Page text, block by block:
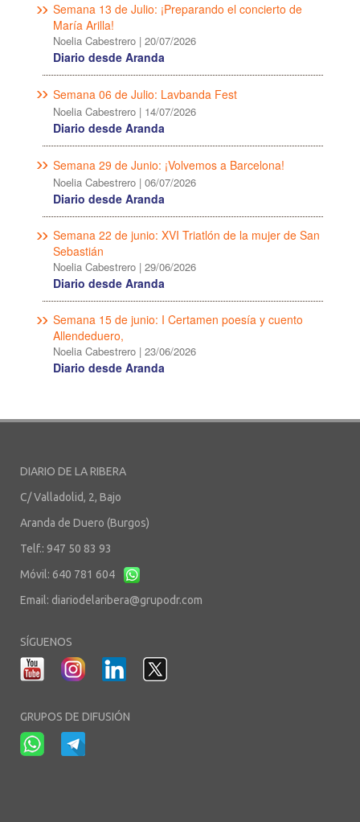
Semana 13 de Julio: ¡Preparando el concierto de
María Arilla!
Noelia Cabestrero | 20/07/2026
Diario desde Aranda
Semana 06 de Julio: Lavbanda Fest
Noelia Cabestrero | 14/07/2026
Diario desde Aranda
Semana 29 de Junio: ¡Volvemos a Barcelona!
Noelia Cabestrero | 06/07/2026
Diario desde Aranda
Semana 22 de junio: XVI Triatlón de la mujer de San
Sebastián
Noelia Cabestrero | 29/06/2026
Diario desde Aranda
Semana 15 de junio: I Certamen poesía y cuento
Allendeduero,
Noelia Cabestrero | 23/06/2026
Diario desde Aranda
DIARIO DE LA RIBERA
C/ Valladolid, 2, Bajo
Aranda de Duero (Burgos)
Telf.: 947 50 83 93
Móvil: 640 781 604
Email: diariodelaribera@grupodr.com
SÍGUENOS
GRUPOS DE DIFUSIÓN